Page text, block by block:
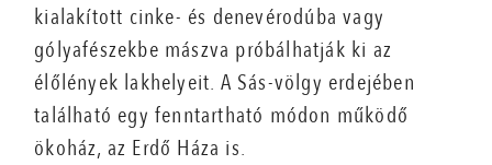
kialakított cinke- és denevérodúba vagy
gólyafészekbe mászva próbálhatják ki az
élőlények lakhelyeit. A Sás-völgy erdejében
található egy fenntartható módon működő
ökoház, az Erdő Háza is.